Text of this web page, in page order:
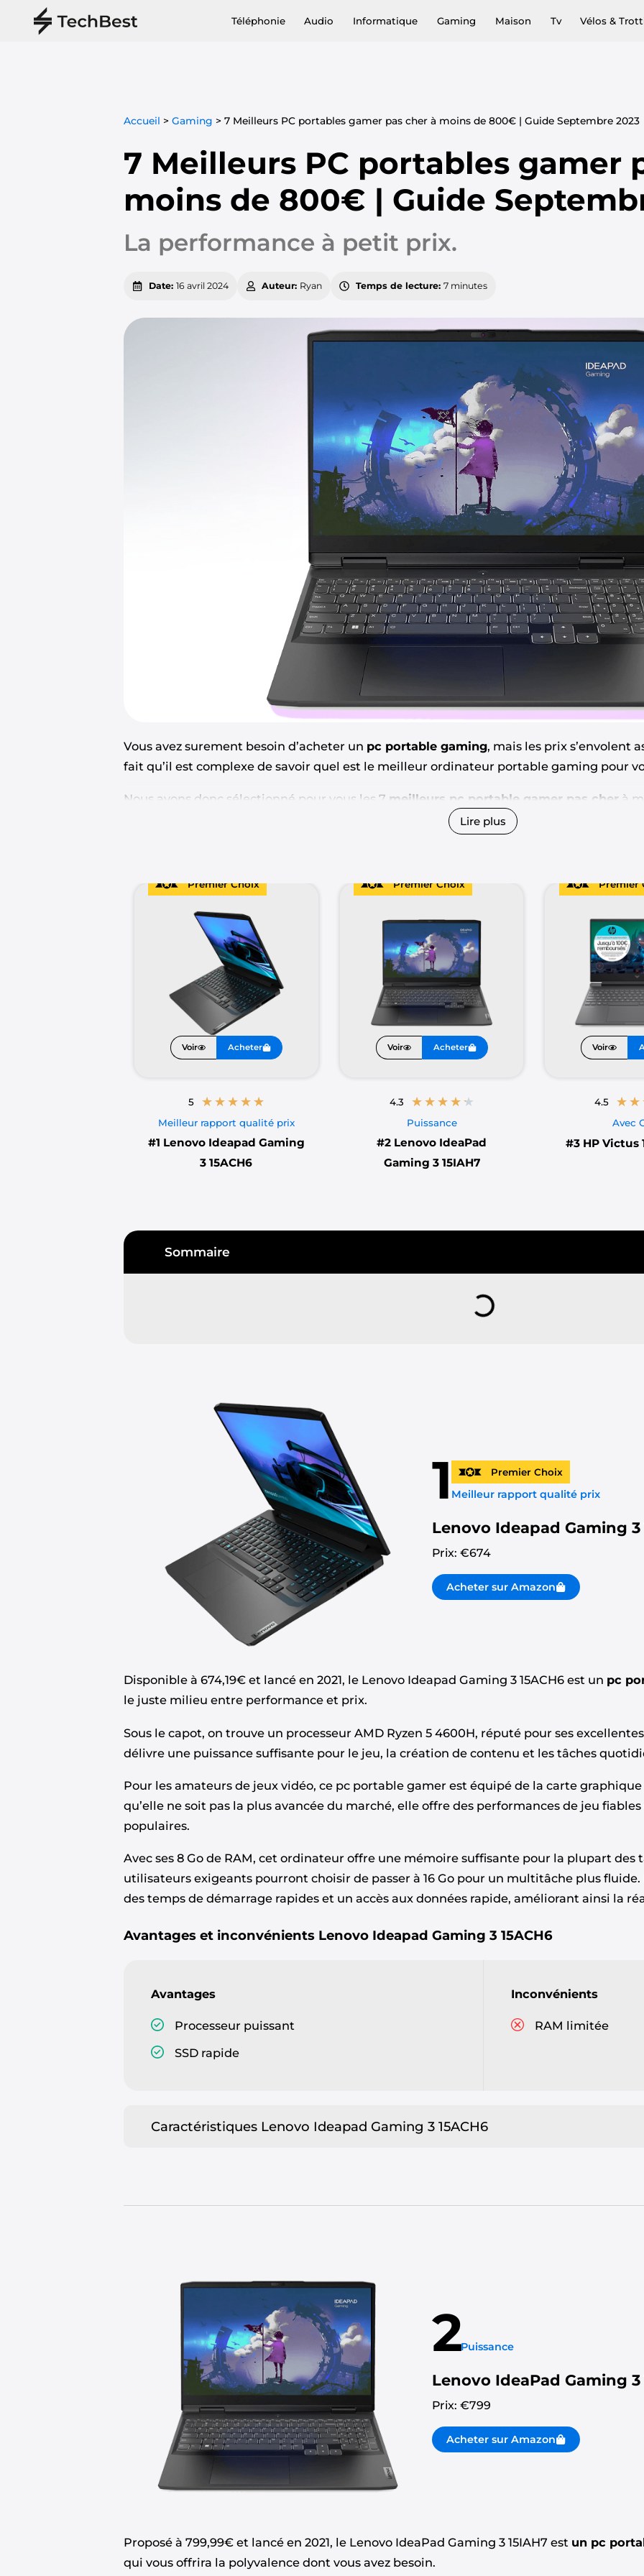
Téléphonie Audio Informatique Gaming Maison Tv Vélos &
Accueil > Gaming > 7 Meilleurs PC portables gamer pas cher à moins de 800€ | Guide Septembre 2023
7 Meilleurs PC portables gamer
moins de 800€ | Guide
La performance à petit prix.
Date: 16 avril 2024 Auteur: Ryan Temps de lecture: 7 minutes
Vous avez surement besoin d’acheter un pc portable gaming, mais les prix s’envolent
fait qu’il est complexe de savoir quel est le meilleur ordinateur portable gaming pour
Nous avons donc sélectionné pour vous les 7 meilleurs pc portable gamer pas cher à
Lire plus
Premier Choix
Voir Acheter
5 ★ ★ ★ ★ ★
Meilleur rapport qualité prix
#1 Lenovo Ideapad Gaming
3 15ACH6
Premier Choix
Voir Acheter
4.3 ★ ★ ★ ★ ★
Puissance
#2 Lenovo IdeaPad
Gaming 3 15IAH7
Premier
Voir
4.5 ★ ★
Avec
#3 HP Victus
Sommaire
1 Premier Choix
Meilleur rapport qualité prix
Lenovo Ideapad Gaming 3
Prix: €674
Acheter sur Amazon
Disponible à 674,19€ et lancé en 2021, le Lenovo Ideapad Gaming 3 15ACH6 est un pc
le juste milieu entre performance et prix.
Sous le capot, on trouve un processeur AMD Ryzen 5 4600H, réputé pour ses
délivre une puissance suffisante pour le jeu, la création de contenu et les tâches
Pour les amateurs de jeux vidéo, ce pc portable gamer est équipé de la carte graphique
qu’elle ne soit pas la plus avancée du marché, elle offre des performances de jeu
populaires.
Avec ses 8 Go de RAM, cet ordinateur offre une mémoire suffisante pour la plupart des
utilisateurs exigeants pourront choisir de passer à 16 Go pour un multitâche plus fluide.
des temps de démarrage rapides et un accès aux données rapide, améliorant ainsi la
Avantages et inconvénients Lenovo Ideapad Gaming 3 15ACH6
Avantages
Processeur puissant
SSD rapide
Inconvénients
RAM limitée
Caractéristiques Lenovo Ideapad Gaming 3 15ACH6
2Puissance
Lenovo IdeaPad Gaming 3
Prix: €799
Acheter sur Amazon
Proposé à 799,99€ et lancé en 2021, le Lenovo IdeaPad Gaming 3 15IAH7 est un pc
qui vous offrira la polyvalence dont vous avez besoin.